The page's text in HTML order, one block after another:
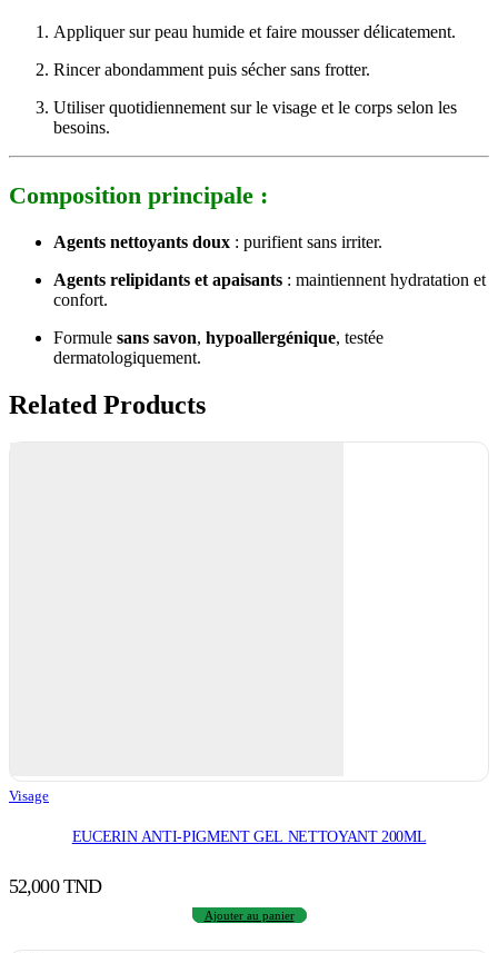
Appliquer sur peau humide et faire mousser délicatement.
Rincer abondamment puis sécher sans frotter.
Utiliser quotidiennement sur le visage et le corps selon les
besoins.
Composition principale :
Agents nettoyants doux : purifient sans irriter.
Agents relipidants et apaisants : maintiennent hydratation et
confort.
Formule sans savon, hypoallergénique, testée
dermatologiquement.
Related Products
Visage
EUCERIN ANTI-PIGMENT GEL NETTOYANT 200ML
52,000TND
Ajouter au panier